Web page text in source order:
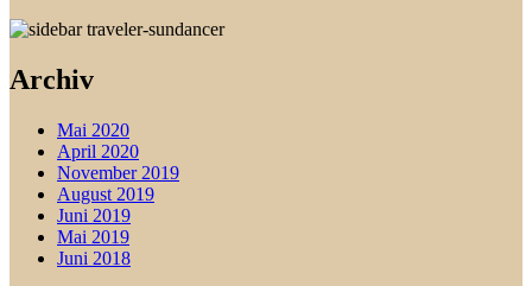
Archiv
Mai 2020
April 2020
November 2019
August 2019
Juni 2019
Mai 2019
Juni 2018